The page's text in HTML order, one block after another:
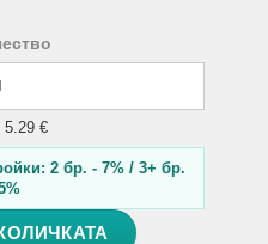
€
2 бр. - 7% / 3+ бр.